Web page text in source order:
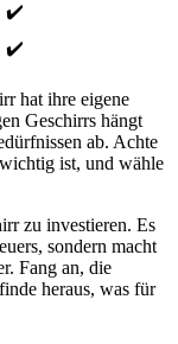
✔️
✔️
⁣hat ihre eigene
Geschirrs hängt
ab. Achte
ist, und ​wähle
zu investieren. Es
sondern macht
Fang an, die⁢
heraus, was für